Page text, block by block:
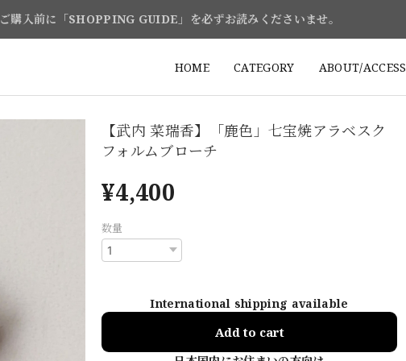
ご購入前に「SHOPPING GUIDE」を必ずお読みくださいませ。
HOME CATEGORY ABOUT/ACCESS
【武内 菜瑞香】「鹿色」七宝焼アラベスク
フォルムブローチ
¥4,400
数量
International shipping available
Add to cart